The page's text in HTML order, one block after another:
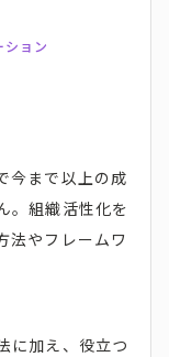
ション
今まで以上の成
。組織活性化を
法やフレームワ
に加え、役立つ